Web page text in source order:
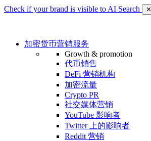
Check if your brand is visible to AI Search ✕
加密货币营销服务
Growth & promotion
代币销售
DeFi 营销机构
加密流量
Crypto PR
社交媒体营销
YouTube 影响者
Twitter 上的影响者
Reddit 营销